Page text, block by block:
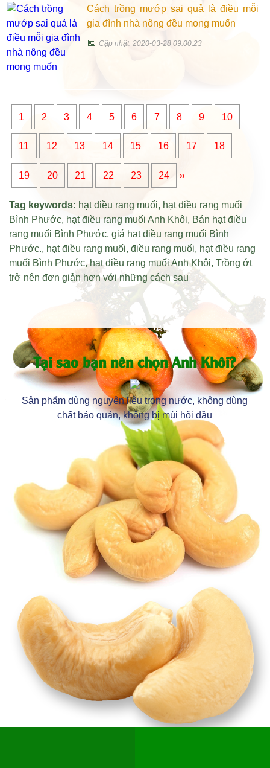
Cách trồng mướp sai quả là điều mỗi
gia đình nhà nông đều mong muốn
📅Cập nhật: 2020-03-28 09:00:23
1 2 3 4 5 6 7 8 9 10
11 12 13 14 15 16 17 18
19 20 21 22 23 24 »
Tag keywords: hạt điều rang muối, hạt điều rang muối
Bình Phước, hạt điều rang muối Anh Khôi, Bán hạt điều
rang muối Bình Phước,giá hạt điều rang muối Bình
Phước., hạt điều rang muối,điều rang muối, hạt điều rang
muối Bình Phước,hạt điều rang muối Anh Khôi,Trồng ớt
trở nên đơn giản hơn với những cách sau
Tại sao bạn nên chọn Anh Khôi?
Sản phẩm dùng nguyên liệu trong nước, không dùng
chất bảo quản, không bị mùi hôi dầu